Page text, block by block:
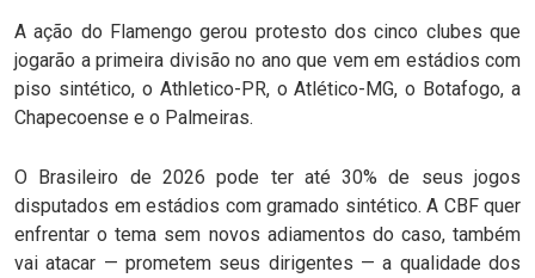
A ação do Flamengo gerou protesto dos cinco clubes que
jogarão a primeira divisão no ano que vem em estádios com
piso sintético, o Athletico-PR, o Atlético-MG, o Botafogo, a
Chapecoense e o Palmeiras.
O Brasileiro de 2026 pode ter até 30% de seus jogos
disputados em estádios com gramado sintético. A CBF quer
enfrentar o tema sem novos adiamentos do caso, também
vai atacar — prometem seus dirigentes — a qualidade dos